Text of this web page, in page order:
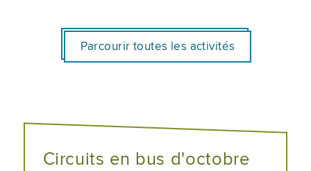
Parcourir toutes les activités
Circuits en bus d'octobre